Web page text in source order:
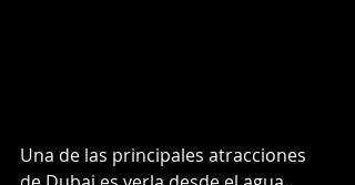
Una de las principales atracciones